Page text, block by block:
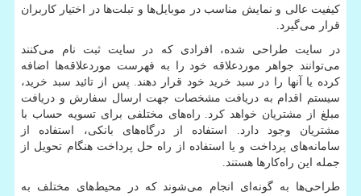
کیفیت عالی و نمایش مناسب در موبایل‌ها و تبلت‌ها در اختیار کاربران
قرار می‌گیرد.
در سایت طراحی شده، افرادی که در سایت ثبت نام می‌کنند
می‌توانند جواهر موردعلاقه خود را به فهرست موردعلاقه‌ها اضافه
کرده یا آنها را در سبد خرید خود قرار دهند. پس از تائید سبد خرید،
سیستم اقدام به دریافت مشخصات جهت ارسال سفارش و دریافت
مبلغ از مشتریان خواهد کرد. راه‌های مختلفی برای تسویه حساب با
مشتریان وجود دارد. استفاده از درگاه‌های بانکی، استفاده از
سامانه‌های پرداخت و یا استفاده از راه حل پرداخت هنگام تحویل از
جمله این راه‌کارها هستند.
طراحی‌ها به گونه‌ای انجام می‌شوند که در محیط‌های مختلف به